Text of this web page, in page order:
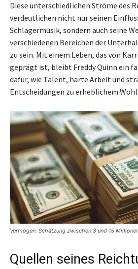
Diese unterschiedlichen Ströme des
verdeutlichen nicht nur seinen
Schlagermusik, sondern auch seine
verschiedenen Bereichen der
zu sein. Mit einem Leben, das von
geprägt ist, bleibt Freddy Quinn ein
dafür, wie Talent, harte Arbeit und
Entscheidungen zu erheblichem
Vermögen: Schätzung zwischen 3 und 15
Quellen seines